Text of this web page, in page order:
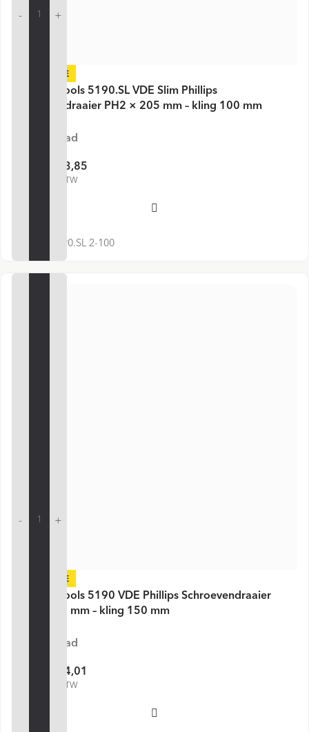
PB Swiss Tools 5190.SL VDE Slim Phillips
Schroevendraaier PH2 × 205 mm – kling 100 mm
Op voorraad
€ 13,85
€ 16,76 incl. BTW
- +
PB 5190.SL 2-100
PB Swiss Tools 5190 VDE Phillips Schroevendraaier
PH3 × 270 mm – kling 150 mm
Op voorraad
€ 14,01
€ 16,95 incl. BTW
- +